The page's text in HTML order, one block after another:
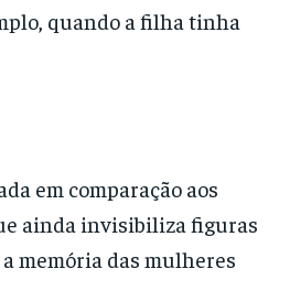
quando a filha tinha
em comparação aos
ainda invisibiliza figuras
memória das mulheres